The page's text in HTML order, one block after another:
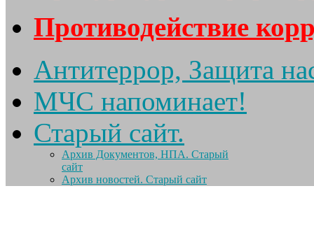
Противодействие
Антитеррор, Защита
МЧС напоминает!
Старый сайт.
Архив Документов, НПА. Старый
сайт
Архив новостей. Старый сайт